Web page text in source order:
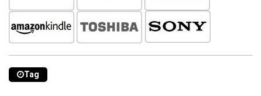
Tag